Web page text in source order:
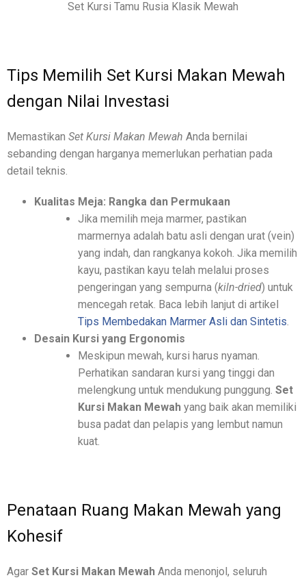
Set Kursi Tamu Rusia Klasik Mewah
Tips Memilih Set Kursi Makan Mewah
dengan Nilai Investasi
Memastikan Set Kursi Makan Mewah Anda bernilai
sebanding dengan harganya memerlukan perhatian pada
detail teknis.
Kualitas Meja: Rangka dan Permukaan
Jika memilih meja marmer, pastikan
marmernya adalah batu asli dengan urat (vein)
yang indah, dan rangkanya kokoh. Jika memilih
kayu, pastikan kayu telah melalui proses
pengeringan yang sempurna (kiln-dried) untuk
mencegah retak. Baca lebih lanjut di artikel
Tips Membedakan Marmer Asli dan Sintetis.
Desain Kursi yang Ergonomis
Meskipun mewah, kursi harus nyaman.
Perhatikan sandaran kursi yang tinggi dan
melengkung untuk mendukung punggung. Set
Kursi Makan Mewah yang baik akan memiliki
busa padat dan pelapis yang lembut namun
kuat.
Penataan Ruang Makan Mewah yang
Kohesif
Agar Set Kursi Makan Mewah Anda menonjol, seluruh